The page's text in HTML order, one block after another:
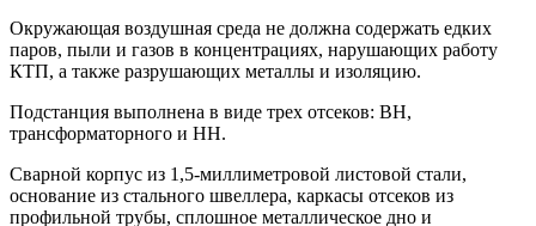
Окружающая воздушная среда не должна содержать едких
паров, пыли и газов в концентрациях, нарушающих работу
КТП, а также разрушающих металлы и изоляцию.
Подстанция выполнена в виде трех отсеков: ВН,
трансформаторного и НН.
Сварной корпус из 1,5-миллиметровой листовой стали,
основание из стального швеллера, каркасы отсеков из
профильной трубы, сплошное металлическое дно и